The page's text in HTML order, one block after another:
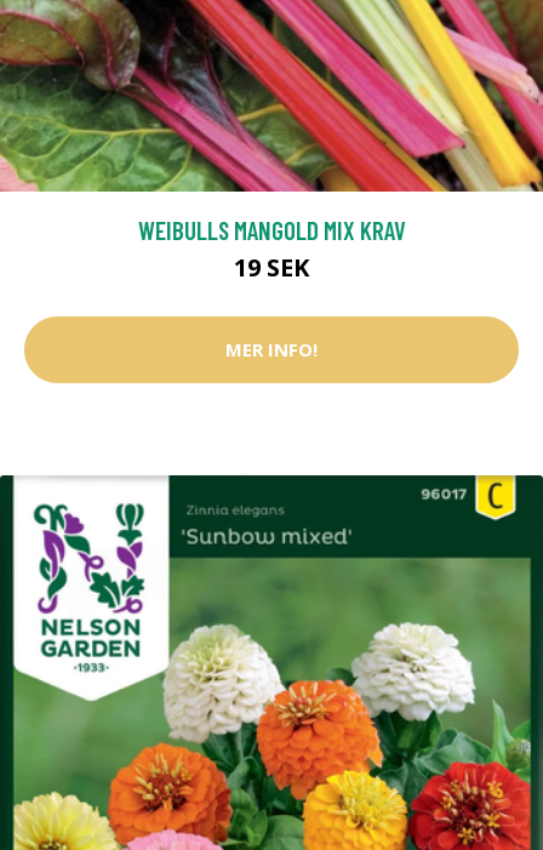
WEIBULLS MANGOLD MIX KRAV
19 SEK
MER INFO!